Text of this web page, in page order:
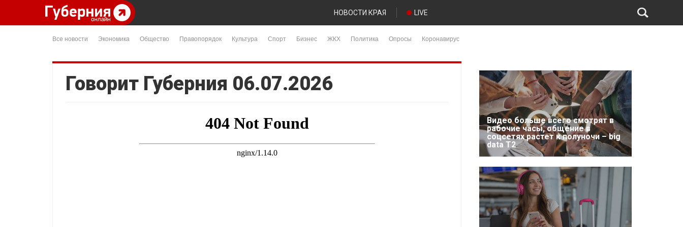
НОВОСТИ КРАЯ LIVE
Все новости Экономика Общество Правопорядок Культура Спорт Бизнес ЖКХ Политика Опросы Коронавирус
Говорит Губерния 06.07.2026
Видео больше всего смотрят в
рабочие часы, общение в
соцсетях растет к полуночи – big
data T2